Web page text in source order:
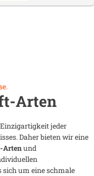
Arten
jeder
Daher bieten wir eine
Artenund
sich um eine schmale